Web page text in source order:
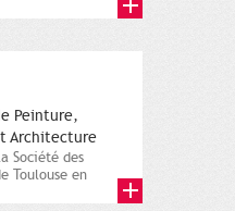
Peinture,
Architecture
Société des
Toulouse en
de Peinture,...